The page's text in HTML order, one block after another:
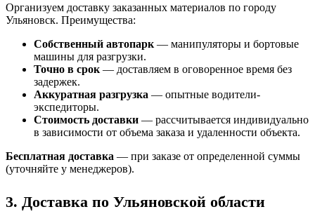
Организуем доставку заказанных материалов по городу
Ульяновск. Преимущества:
Собственный автопарк — манипуляторы и бортовые
машины для разгрузки.
Точно в срок — доставляем в оговоренное время без
задержек.
Аккуратная разгрузка — опытные водители-
экспедиторы.
Стоимость доставки — рассчитывается индивидуально
в зависимости от объема заказа и удаленности объекта.
Бесплатная доставка — при заказе от определенной суммы
(уточняйте у менеджеров).
3. Доставка по Ульяновской области